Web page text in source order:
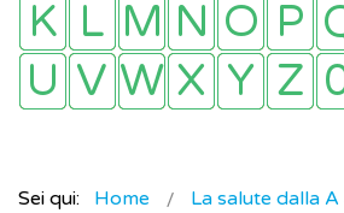
Sei qui: Home La salute dalla A